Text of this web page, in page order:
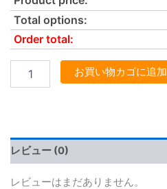
Total options:
Order total:
お買い物カゴに追加
レビュー (0)
レビューはまだありません。